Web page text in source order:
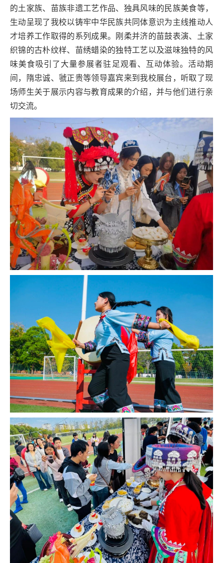
的土家族、苗族非遗工艺作品、独具风味的民族美食等，
生动呈现了我校以铸牢中华民族共同体意识为主线推动人
才培养工作取得的系列成果。刚柔并济的苗鼓表演、土家
织锦的古朴纹样、苗绣蜡染的独特工艺以及滋味独特的风
味美食吸引了大量参展者驻足观看、互动体验。活动期
间，隋忠诚、虢正贵等领导嘉宾来到我校展台，听取了现
场师生关于展示内容与教育成果的介绍，并与他们进行亲
切交流。